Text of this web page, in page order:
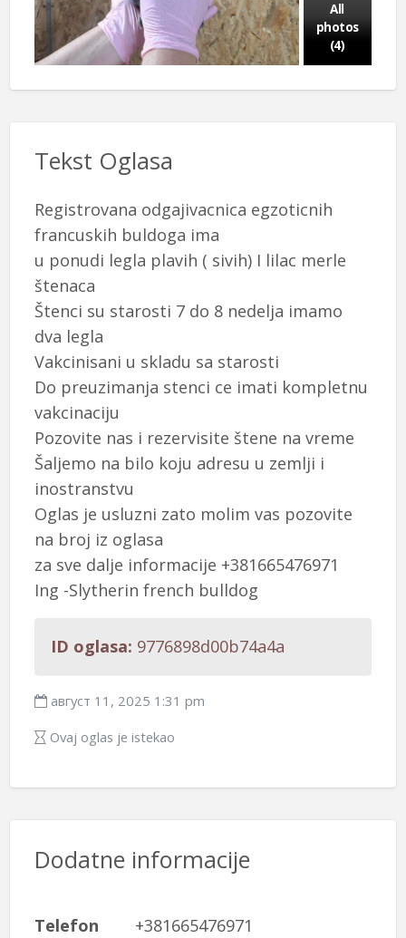
All
photos
(4)
Tekst Oglasa
Registrovana odgajivacnica egzoticnih
francuskih buldoga ima
u ponudi legla plavih ( sivih) I lilac merle
štenaca
Štenci su starosti 7 do 8 nedelja imamo
dva legla
Vakcinisani u skladu sa starosti
Do preuzimanja stenci ce imati kompletnu
vakcinaciju
Pozovite nas i rezervisite štene na vreme
Šaljemo na bilo koju adresu u zemlji i
inostranstvu
Oglas je usluzni zato molim vas pozovite
na broj iz oglasa
za sve dalje informacije +381665476971
Ing -Slytherin french bulldog
ID oglasa: 9776898d00b74a4a
август 11, 2025 1:31 pm
Ovaj oglas je istekao
Dodatne informacije
Telefon +381665476971